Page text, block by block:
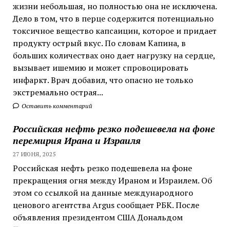
жизни небольшая, но полностью она не исключена.
Дело в том, что в перце содержится потенциально
токсичное вещество капсаицин, которое и придает
продукту острый вкус. По словам Капина, в
больших количествах оно дает нагрузку на сердце,
вызывает ишемию и может спровоцировать
инфаркт. Врач добавил, что опасно не только
экстремально острая...
Оставить комментарий
Российская нефть резко подешевела на фоне
перемирия Ирана и Израиля
27 ИЮНЯ, 2025
Российская нефть резко подешевела на фоне
прекращения огня между Ираном и Израилем. Об
этом со ссылкой на данные международного
ценового агентства Argus сообщает РБК. После
объявления президентом США Дональдом